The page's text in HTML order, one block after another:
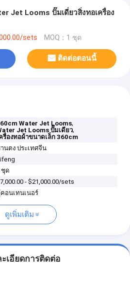
Jet Looms ปั๊มเดี่ยวสิ่งทอเครื่อง
sets MOQ：1 ชุด
ติดต่อตอนนี้
Water Jet Looms,
Jet Looms ปั๊มเดียว,
รื่องทอผ้าขนาดเล็ก 360cm
นตง ประเทศจีน
ชุด
- $21,000.00/sets
อนเทนเนอร์
ดูเพิ่มเติม
ะเอียดการติดต่อ